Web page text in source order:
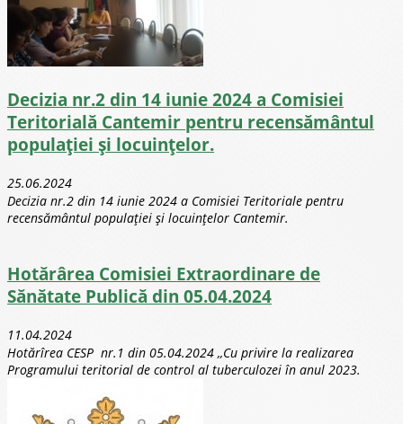
Decizia nr.2 din 14 iunie 2024 a Comisiei
Teritorială Cantemir pentru recensământul
populației și locuințelor.
25.06.2024
Decizia nr.2 din 14 iunie 2024 a Comisiei Teritoriale pentru
recensământul populației și locuințelor Cantemir.
Hotărârea Comisiei Extraordinare de
Sănătate Publică din 05.04.2024
11.04.2024
Hotărîrea CESP nr.1 din 05.04.2024 ,,Cu privire la realizarea
Programului teritorial de control al tuberculozei în anul 2023.